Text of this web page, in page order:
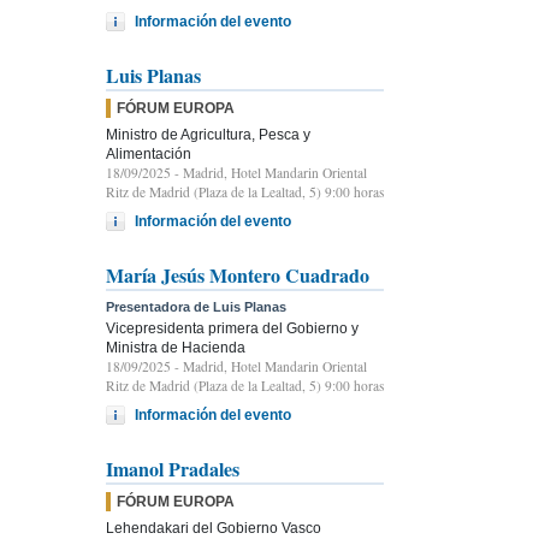
Información del evento
Luis Planas
FÓRUM EUROPA
Ministro de Agricultura, Pesca y
Alimentación
18/09/2025 - Madrid, Hotel Mandarin Oriental
Ritz de Madrid (Plaza de la Lealtad, 5) 9:00 horas
Información del evento
María Jesús Montero Cuadrado
Presentadora de Luis Planas
Vicepresidenta primera del Gobierno y
Ministra de Hacienda
18/09/2025 - Madrid, Hotel Mandarin Oriental
Ritz de Madrid (Plaza de la Lealtad, 5) 9:00 horas
Información del evento
Imanol Pradales
FÓRUM EUROPA
Lehendakari del Gobierno Vasco